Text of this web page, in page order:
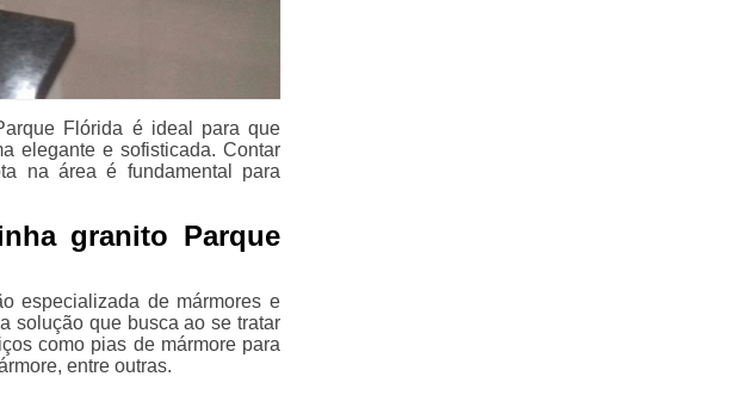
Flórida é ideal para que
elegante e sofisticada. Contar
na área é fundamental para
granito Parque
especializada de mármores e
solução que busca ao se tratar
como pias de mármore para
entre outras.